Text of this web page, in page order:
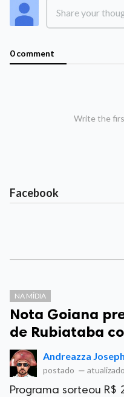
0 comment
Write the
Facebook
NA MÍDIA
Nota Goiana
de Rubiataba
Andreazza Joseph
postado — atualizado
Programa sorteou R$